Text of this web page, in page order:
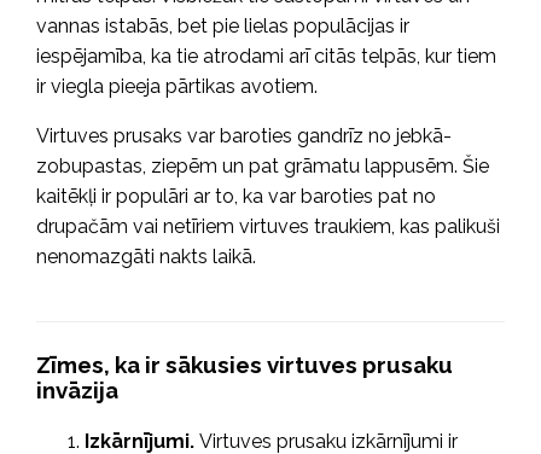
vannas istabās, bet pie lielas populācijas ir
iespējamība, ka tie atrodami arī citās telpās, kur tiem
ir viegla pieeja pārtikas avotiem.
Virtuves prusaks var baroties gandrīz no jebkā-
zobupastas, ziepēm un pat grāmatu lappusēm. Šie
kaitēkļi ir populāri ar to, ka var baroties pat no
drupačām vai netīriem virtuves traukiem, kas palikuši
nenomazgāti nakts laikā.
Zīmes, ka ir sākusies virtuves prusaku
invāzija
Izkārnījumi. Virtuves prusaku izkārnījumi ir